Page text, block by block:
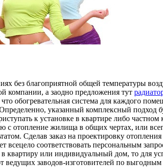
без благоприятной общей температуры
компании, а заодно предложения тут
обогревательная система для каждого
указанный комплексный подход
к установке в квартире либо
с отопление жилища в общих чертах, или
Сделав заказ на проектировку
всецело соответствовать персональным
квартиру или индивидуальный дом, то для
ведущих заводов-изготовителей по